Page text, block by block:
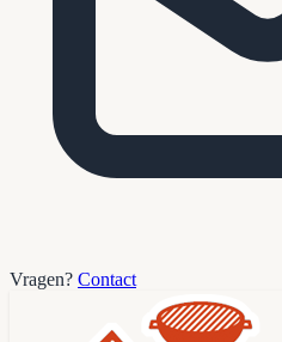
Vragen? Contact